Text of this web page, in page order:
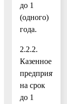
до 1
(одного)
года.
2.2.2.
Казенное
предприятие
на срок
до 1